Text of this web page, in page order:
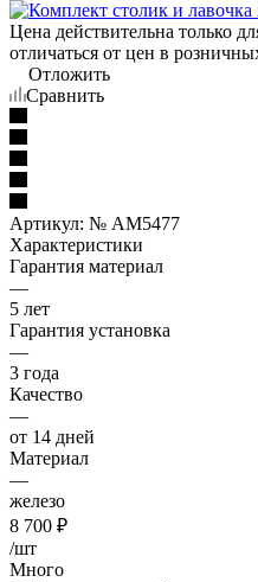
Цена действительна только
отличаться от цен в
Отложить
Сравнить
Артикул: № AM5477
Характеристики
Гарантия материал
—
5 лет
Гарантия установка
—
3 года
Качество
—
от 14 дней
Материал
—
железо
8 700 ₽
/шт
Много